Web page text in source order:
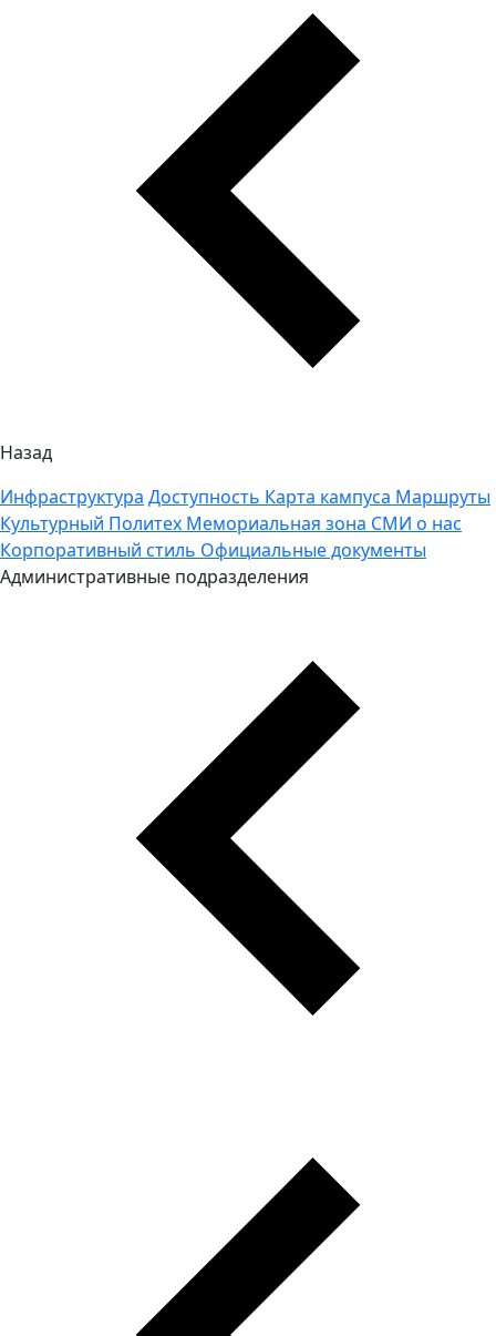
Назад
Инфраструктура Доступность Карта кампуса Маршруты
Культурный Политех Мемориальная зона СМИ о нас
Корпоративный стиль Официальные документы
Административные подразделения